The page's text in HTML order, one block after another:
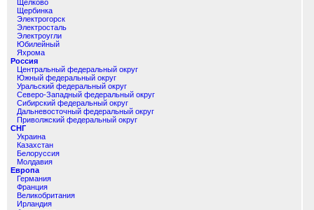
Щелково
Щербинка
Электрогорск
Электросталь
Электроугли
Юбилейный
Яхрома
Россия
Центральный федеральный округ
Южный федеральный округ
Уральский федеральный округ
Северо-Западный федеральный округ
Сибирский федеральный округ
Дальневосточный федеральный округ
Приволжский федеральный округ
СНГ
Украина
Казахстан
Белоруссия
Молдавия
Европа
Германия
Франция
Великобритания
Ирландия